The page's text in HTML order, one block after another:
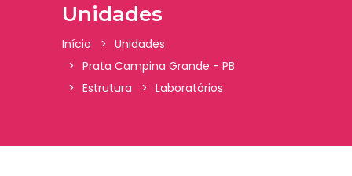
Unidades
Início
Unidades
Prata Campina Grande - PB
Estrutura
Laboratórios